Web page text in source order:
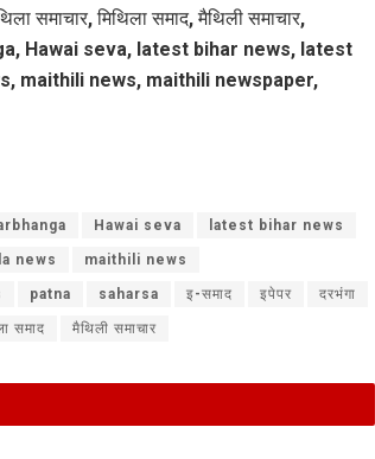
समाचार, मिथिला समाद, मैथिली समाचार,
Hawai seva, latest bihar news, latest
maithili news, maithili newspaper,
Hawai seva latest bihar news
news maithili news
patna saharsa इ-समाद इपेपर दरभंगा
समाद मैथिली समाचार